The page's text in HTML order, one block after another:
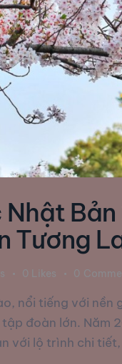
Nhật
Tương
0 Likes 0
nổi tiếng với
đoàn lớn. Năm
với lộ trình chi